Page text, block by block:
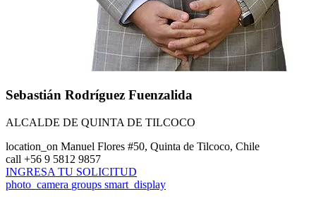
Sebastián Rodríguez Fuenzalida
ALCALDE DE QUINTA DE TILCOCO
location_on Manuel Flores #50, Quinta de Tilcoco, Chile
call +56 9 5812 9857
INGRESA TU SOLICITUD
photo_camera groups smart_display